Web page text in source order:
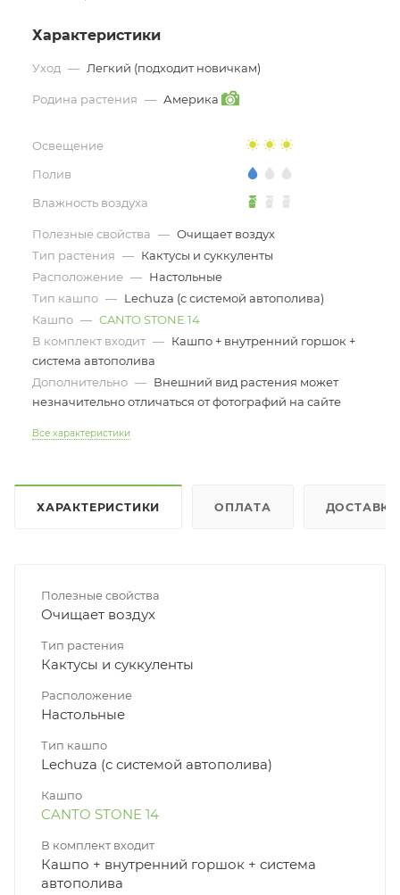
Характеристики
Уход — Легкий (подходит новичкам)
Родина растения — Америка
Освещение
Полив
Влажность воздуха
Полезные свойства — Очищает воздух
Тип растения — Кактусы и суккуленты
Расположение — Настольные
Тип кашпо — Lechuza (с системой автополива)
Кашпо — CANTO STONE 14
В комплект входит — Кашпо + внутренний горшок +
система автополива
Дополнительно — Внешний вид растения может
незначительно отличаться от фотографий на сайте
Все характеристики
ХАРАКТЕРИСТИКИ ОПЛАТА ДОСТАВКА
Полезные свойства
Очищает воздух
Тип растения
Кактусы и суккуленты
Расположение
Настольные
Тип кашпо
Lechuza (с системой автополива)
Кашпо
CANTO STONE 14
В комплект входит
Кашпо + внутренний горшок + система
автополива